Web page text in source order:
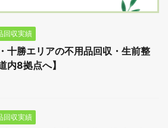
回収実績
十勝エリアの不用品回収・生前整
内8拠点へ】
回収実績